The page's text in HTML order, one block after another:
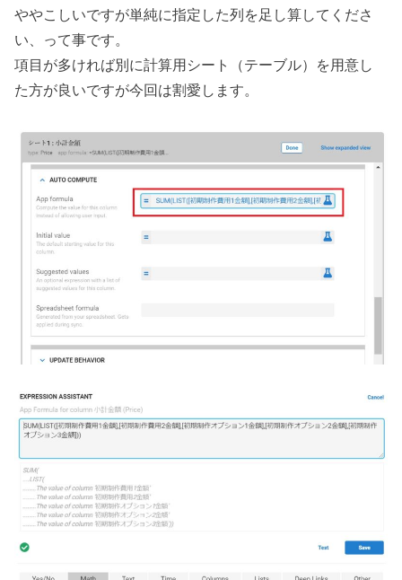
ややこしいですが単純に指定した列を足し算してくださ
い、って事です。
項目が多ければ別に計算用シート（テーブル）を用意し
た方が良いですが今回は割愛します。